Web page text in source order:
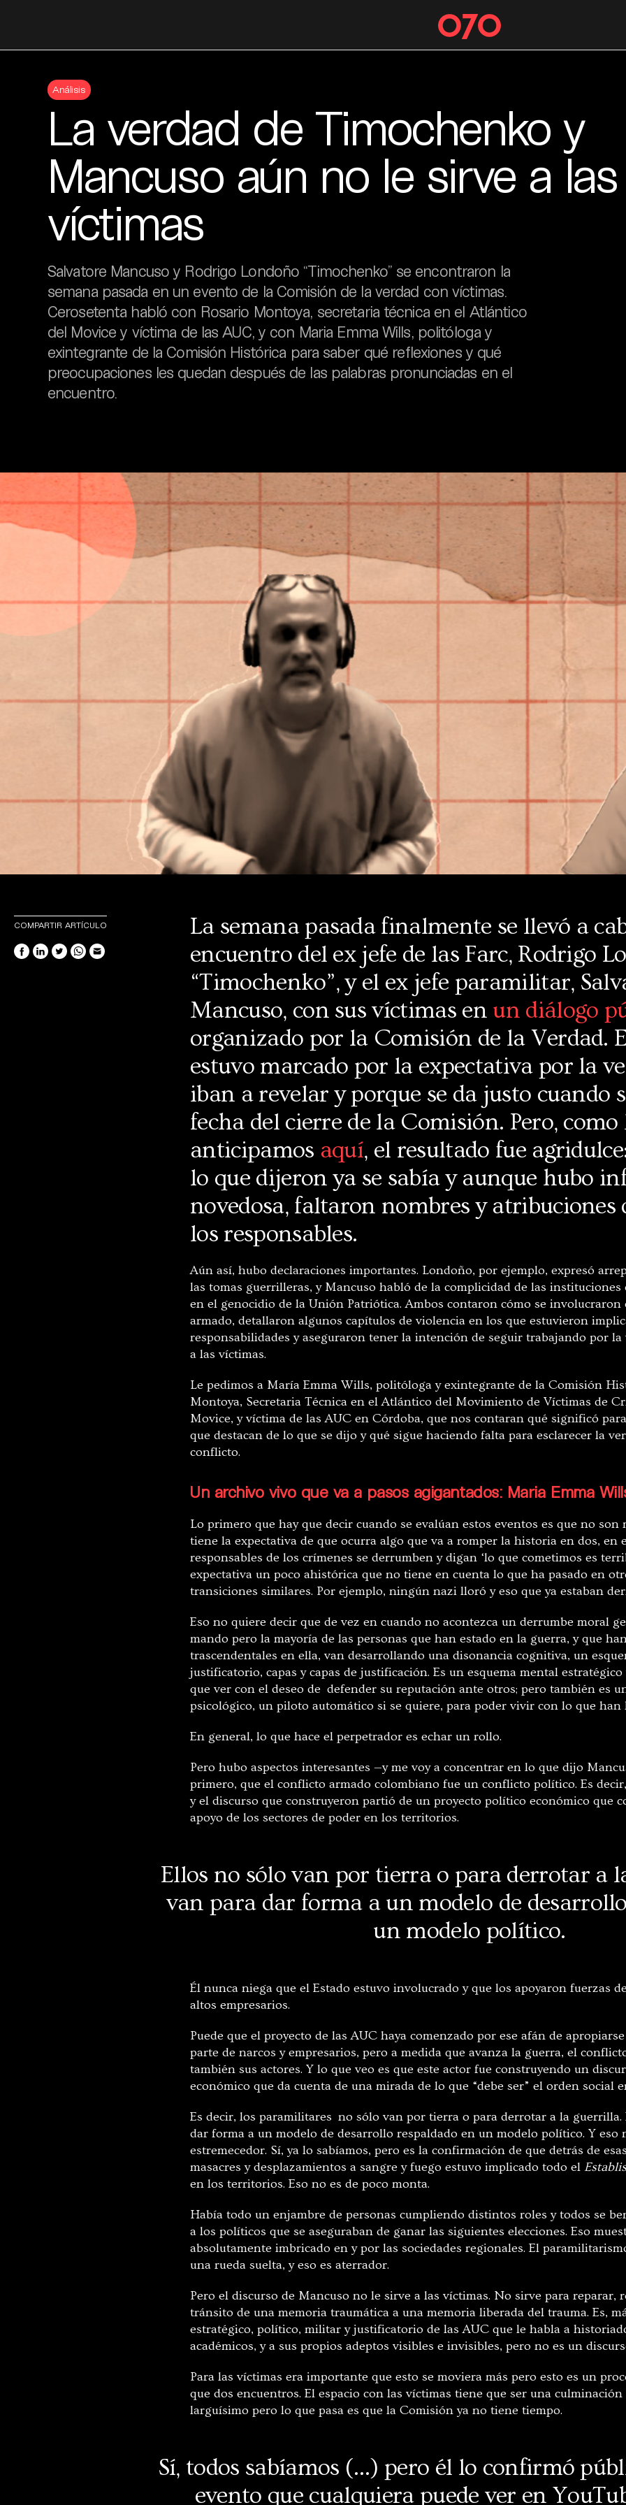
Análisis
La verdad de Timochenko y
Mancuso aún no le sirve a las
víctimas
Salvatore Mancuso y Rodrigo Londoño “Timochenko” se encontraron la
semana pasada en un evento de la Comisión de la verdad con víctimas.
Cerosetenta habló con Rosario Montoya, secretaria técnica en el Atlántico
del Movice y víctima de las AUC, y con Maria Emma Wills, politóloga y
exintegrante de la Comisión Histórica para saber qué reflexiones y qué
preocupaciones les quedan después de las palabras pronunciadas en el
encuentro.
La semana pasada finalmente se llevó a
encuentro del ex jefe de las Farc, Rodrigo
“Timochenko”, y el ex jefe paramilitar,
Mancuso, con sus víctimas en un diálogo
organizado por la Comisión de la Verdad.
estuvo marcado por la expectativa por la
iban a revelar y porque se da justo cuando
fecha del cierre de la Comisión. Pero, como
anticipamos aquí, el resultado fue
lo que dijeron ya se sabía y aunque hubo
novedosa, faltaron nombres y atribuciones
los responsables.
Aún así, hubo declaraciones importantes. Londoño, por ejemplo, expresó
las tomas guerrilleras, y Mancuso habló de la complicidad de las instituciones
en el genocidio de la Unión Patriótica. Ambos contaron cómo se
armado, detallaron algunos capítulos de violencia en los que estuvieron
responsabilidades y aseguraron tener la intención de seguir trabajando por la
a las víctimas.
Le pedimos a María Emma Wills, politóloga y exintegrante de la Comisión
Montoya, Secretaria Técnica en el Atlántico del Movimiento de Víctimas de
Movice, y víctima de las AUC en Córdoba, que nos contaran qué significó
que destacan de lo que se dijo y qué sigue haciendo falta para esclarecer la
conflicto.
Un archivo vivo que va a pasos agigantados: Maria Emma
Lo primero que hay que decir cuando se evalúan estos eventos es que no son
tiene la expectativa de que ocurra algo que va a romper la historia en dos, en
responsables de los crímenes se derrumben y digan ‘lo que cometimos es
expectativa un poco ahistórica que no tiene en cuenta lo que ha pasado en
transiciones similares. Por ejemplo, ningún nazi lloró y eso que ya estaban
Eso no quiere decir que de vez en cuando no acontezca un derrumbe moral
mando pero la mayoría de las personas que han estado en la guerra, y que
trascendentales en ella, van desarrollando una disonancia cognitiva, un
justificatorio, capas y capas de justificación. Es un esquema mental
que ver con el deseo de defender su reputación ante otros; pero también es
psicológico, un piloto automático si se quiere, para poder vivir con lo que han
En general, lo que hace el perpetrador es echar un rollo.
Pero hubo aspectos interesantes —y me voy a concentrar en lo que dijo
primero, que el conflicto armado colombiano fue un conflicto político. Es
y el discurso que construyeron partió de un proyecto político económico que
apoyo de los sectores de poder en los territorios.
Ellos no sólo van por tierra o para derrotar a
van para dar forma a un modelo de
un modelo político.
Él nunca niega que el Estado estuvo involucrado y que los apoyaron fuerzas
altos empresarios.
Puede que el proyecto de las AUC haya comenzado por ese afán de
parte de narcos y empresarios, pero a medida que avanza la guerra, el
también sus actores. Y lo que veo es que este actor fue construyendo un
económico que da cuenta de una mirada de lo que “debe ser” el orden social
Es decir, los paramilitares no sólo van por tierra o para derrotar a la guerrilla.
dar forma a un modelo de desarrollo respaldado en un modelo político. Y eso
estremecedor. Sí, ya lo sabíamos, pero es la confirmación de que detrás de
masacres y desplazamientos a sangre y fuego estuvo implicado todo el
en los territorios. Eso no es de poco monta.
Había todo un enjambre de personas cumpliendo distintos roles y todos se
a los políticos que se aseguraban de ganar las siguientes elecciones. Eso
absolutamente imbricado en y por las sociedades regionales. El
una rueda suelta, y eso es aterrador.
Pero el discurso de Mancuso no le sirve a las víctimas. No sirve para reparar,
tránsito de una memoria traumática a una memoria liberada del trauma. Es,
estratégico, político, militar y justificatorio de las AUC que le habla a
académicos, y a sus propios adeptos visibles e invisibles, pero no es un
Para las víctimas era importante que esto se moviera más pero esto es un
que dos encuentros. El espacio con las víctimas tiene que ser una
larguísimo pero lo que pasa es que la Comisión ya no tiene tiempo.
Sí, todos sabíamos (…) pero él lo confirmó
evento que cualquiera puede ver en
COMPARTIR ARTÍCULO